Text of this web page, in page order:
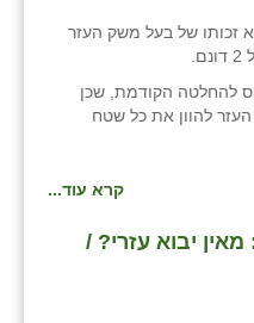
זכותו של בעל משק העזר
להחלטה הקודמת, שכן
להוון את כל שטח
קרא עוד...
עזר, החלטה 1521: מאין יבוא עזרי? /